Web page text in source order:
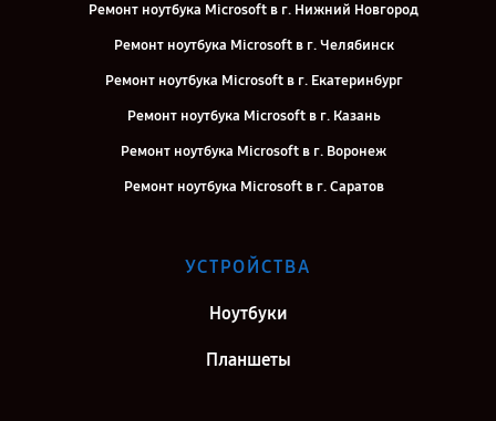
Ремонт ноутбука Microsoft в г. Нижний Новгород
Ремонт ноутбука Microsoft в г. Челябинск
Ремонт ноутбука Microsoft в г. Екатеринбург
Ремонт ноутбука Microsoft в г. Казань
Ремонт ноутбука Microsoft в г. Воронеж
Ремонт ноутбука Microsoft в г. Саратов
Ремонт ноутбука Microsoft в г. Киров
Ремонт ноутбука Microsoft в г. Санкт-Петербург
УСТРОЙСТВА
Ноутбуки
Планшеты